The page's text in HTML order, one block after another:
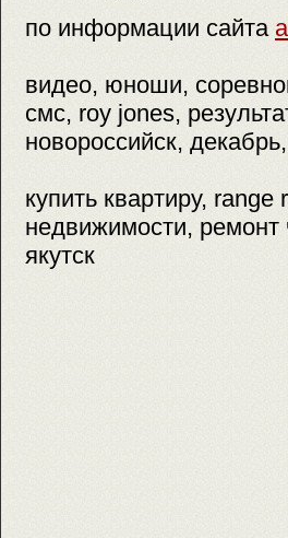
по информации сайта
видео, юноши,
смс, roy jones,
новороссийск,
купить квартиру,
недвижимости, ремонт
якутск